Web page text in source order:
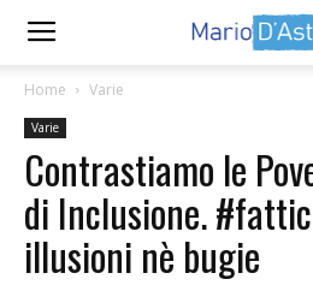
Home Varie
Varie
Contrastiamo le
di Inclusione.
illusioni nè bugie